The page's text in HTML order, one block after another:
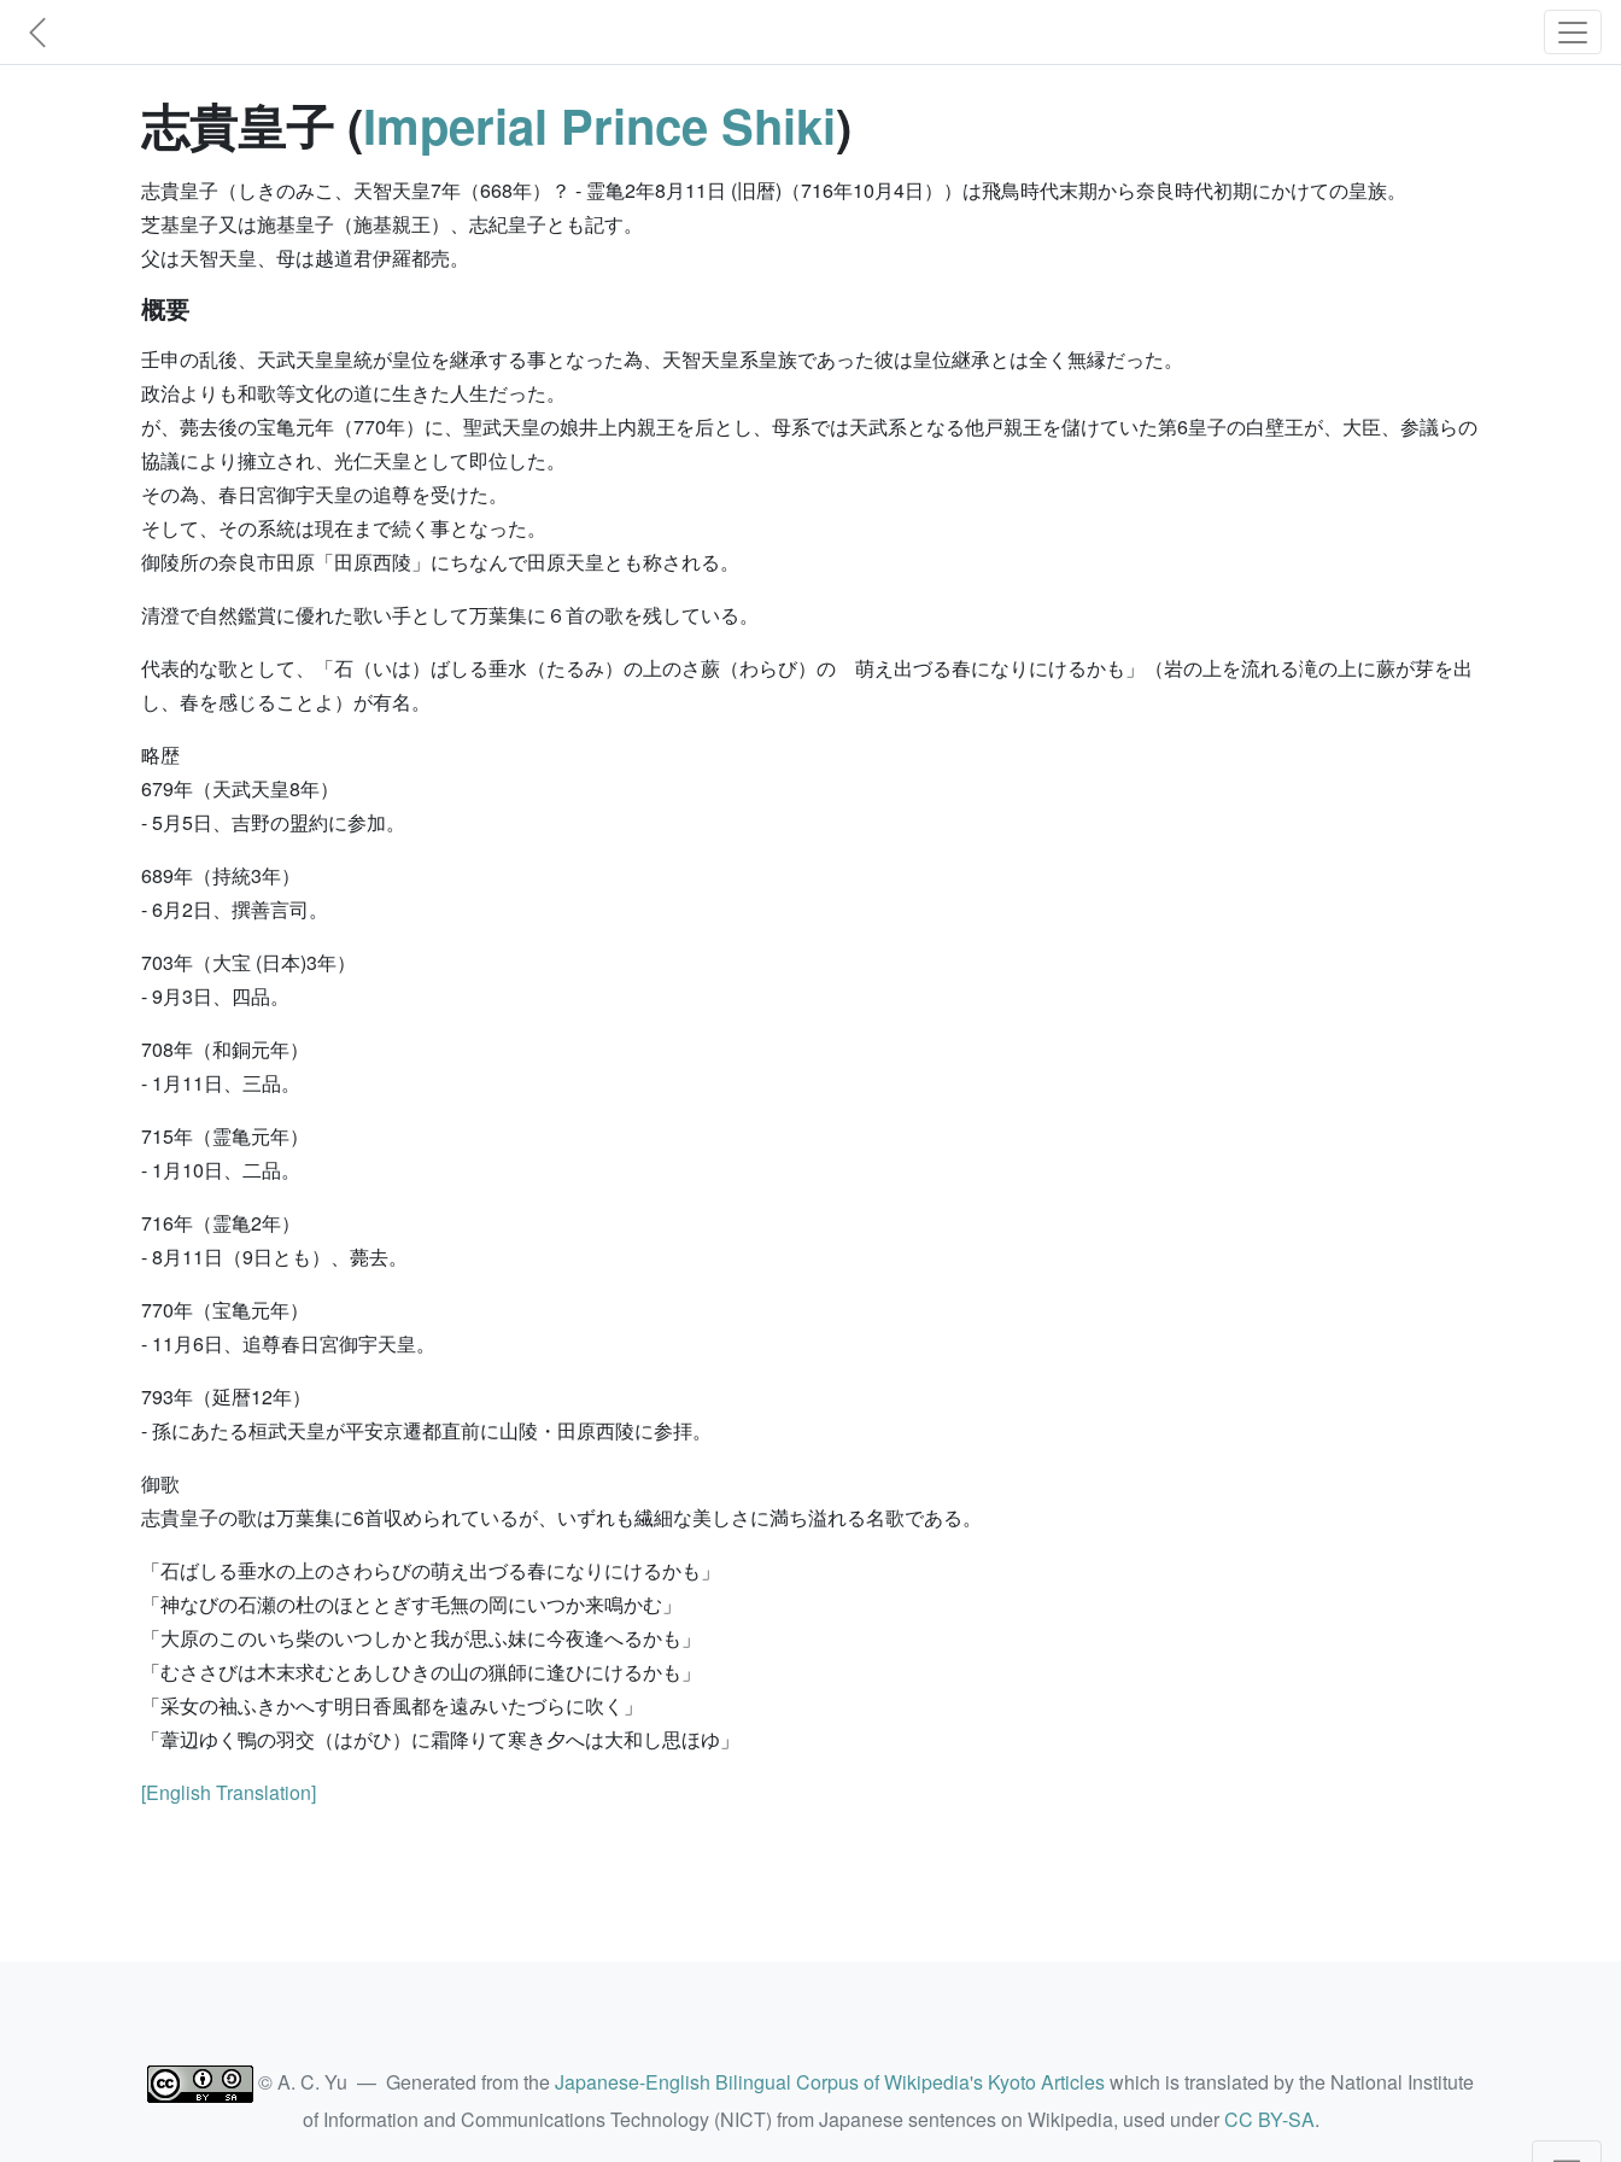
志貴皇子 (Imperial Prince Shiki)
志貴皇子（しきのみこ、天智天皇7年（668年）？ - 霊亀2年8月11日 (旧暦)（716年10月4日））は飛鳥時代末期から奈良時代初期にかけての皇族。
芝基皇子又は施基皇子（施基親王）、志紀皇子とも記す。
父は天智天皇、母は越道君伊羅都売。
概要
壬申の乱後、天武天皇皇統が皇位を継承する事となった為、天智天皇系皇族であった彼は皇位継承とは全く無縁だった。
政治よりも和歌等文化の道に生きた人生だった。
が、薨去後の宝亀元年（770年）に、聖武天皇の娘井上内親王を后とし、母系では天武系となる他戸親王を儲けていた第6皇子の白壁王が、大臣、参議らの
協議により擁立され、光仁天皇として即位した。
その為、春日宮御宇天皇の追尊を受けた。
そして、その系統は現在まで続く事となった。
御陵所の奈良市田原「田原西陵」にちなんで田原天皇とも称される。
清澄で自然鑑賞に優れた歌い手として万葉集に６首の歌を残している。
代表的な歌として、「石（いは）ばしる垂水（たるみ）の上のさ蕨（わらび）の 萌え出づる春になりにけるかも」（岩の上を流れる滝の上に蕨が芽を出
し、春を感じることよ）が有名。
略歴
679年（天武天皇8年）
- 5月5日、吉野の盟約に参加。
689年（持統3年）
- 6月2日、撰善言司。
703年（大宝 (日本)3年）
- 9月3日、四品。
708年（和銅元年）
- 1月11日、三品。
715年（霊亀元年）
- 1月10日、二品。
716年（霊亀2年）
- 8月11日（9日とも）、薨去。
770年（宝亀元年）
- 11月6日、追尊春日宮御宇天皇。
793年（延暦12年）
- 孫にあたる桓武天皇が平安京遷都直前に山陵・田原西陵に参拝。
御歌
志貴皇子の歌は万葉集に6首収められているが、いずれも繊細な美しさに満ち溢れる名歌である。
「石ばしる垂水の上のさわらびの萌え出づる春になりにけるかも」
「神なびの石瀬の杜のほととぎす毛無の岡にいつか来鳴かむ」
「大原のこのいち柴のいつしかと我が思ふ妹に今夜逢へるかも」
「むささびは木末求むとあしひきの山の猟師に逢ひにけるかも」
「采女の袖ふきかへす明日香風都を遠みいたづらに吹く」
「葦辺ゆく鴨の羽交（はがひ）に霜降りて寒き夕へは大和し思ほゆ」
[English Translation]
© A. C. Yu — Generated from theJapanese-English Bilingual Corpus of Wikipedia's Kyoto Articleswhich is translated by the National Institute
of Information and Communications Technology (NICT) from Japanese sentences on Wikipedia, used underCC BY-SA.